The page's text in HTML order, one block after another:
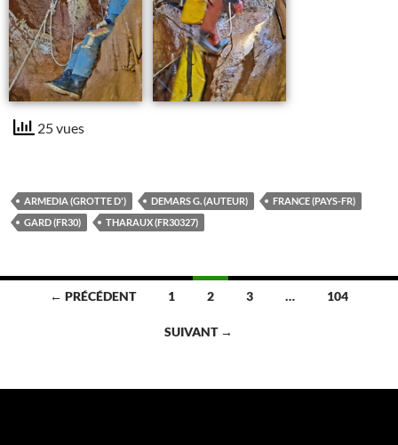
25 vues
ARMEDIA (GROTTE D') DEMARS G. (AUTEUR)
FRANCE (PAYS-FR)
GARD (FR30)
THARAUX (FR30327)
Navigation
← PRÉCÉDENT 1 2 3 … 104
SUIVANT →